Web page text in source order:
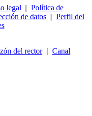
legal | Política de
de datos | Perfil del
del rector| Canal